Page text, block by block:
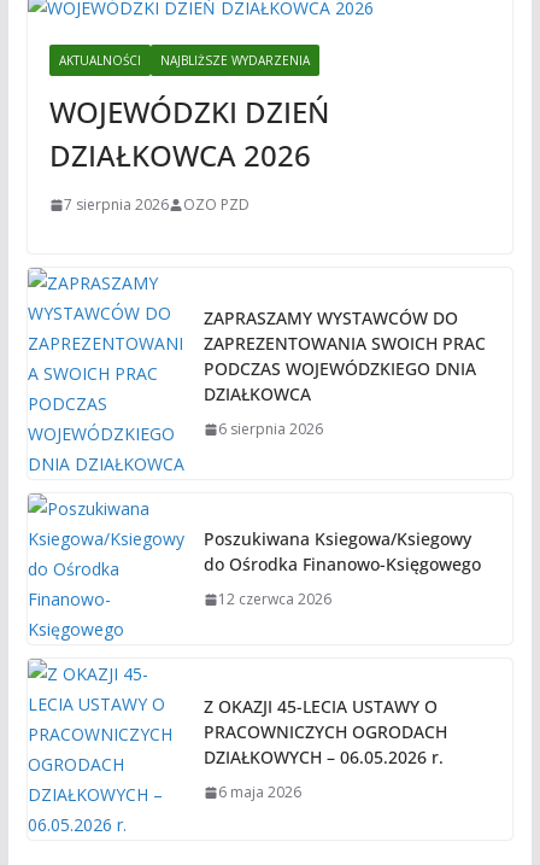
AKTUALNOŚCI NAJBLIŻSZE WYDARZENIA
WOJEWÓDZKI DZIEŃ
DZIAŁKOWCA 2026
7 sierpnia 2026 OZO PZD
ZAPRASZAMY WYSTAWCÓW DO
ZAPREZENTOWANIA SWOICH PRAC
PODCZAS WOJEWÓDZKIEGO DNIA
DZIAŁKOWCA
6 sierpnia 2026
Poszukiwana Ksiegowa/Ksiegowy
do Ośrodka Finanowo-Księgowego
12 czerwca 2026
Z OKAZJI 45-LECIA USTAWY O
PRACOWNICZYCH OGRODACH
DZIAŁKOWYCH – 06.05.2026 r.
6 maja 2026